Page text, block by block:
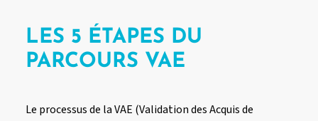
LES 5 ÉTAPES DU
PARCOURS VAE
Le processus de la VAE (Validation des Acquis de